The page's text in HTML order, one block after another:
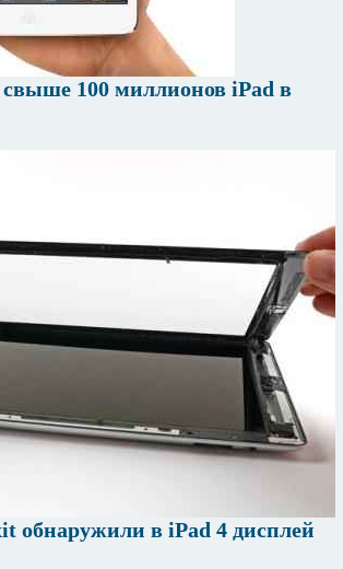
свыше 100 миллионов iPad в
обнаружили в iPad 4 дисплей